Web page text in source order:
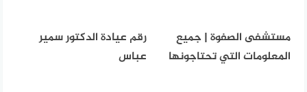
مستشفى الصفوة | جميع
المعلومات التي تحتاجونها
رقم عيادة الدكتور سمير
عباس